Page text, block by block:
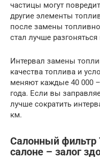
частицы могут
другие элементы
после замены
стал лучше
Интервал замены
качества топлива и
меняют каждые 40 000
года. Если вы
лучше сократить
км.
Салонный фильтр
салоне – залог